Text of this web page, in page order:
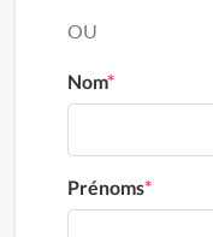
OU
Nom*
Prénoms*